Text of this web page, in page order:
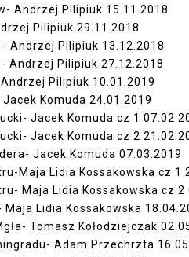
Andrzej Pilipiuk 15.11.2018
Pilipiuk 29.11.2018
- Andrzej Pilipiuk 13.12.2018
Andrzej Pilipiuk 27.12.2018
Pilipiuk 10.01.2019
Komuda 24.01.2019
Jacek Komuda cz 1
Jacek Komuda cz 2
Jacek Komuda 07.03.2019
Maja Lidia Kossakowska cz 1
Maja Lidia Kossakowska cz 2
Maja Lidia Kossakowska
Tomasz Kołodziejczak
Adam Przechrzta